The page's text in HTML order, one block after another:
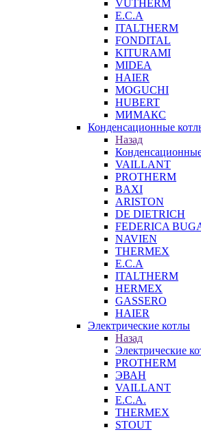
VUTHERM
E.C.A
ITALTHERM
FONDITAL
KITURAMI
MIDEA
HAIER
MOGUCHI
HUBERT
МИМАКС
Конденсационные
Назад
VAILLANT
PROTHERM
BAXI
ARISTON
DE DIETRICH
FEDERICA
NAVIEN
THERMEX
E.C.A
ITALTHERM
HERMEX
GASSERO
HAIER
Электрические котлы
Назад
Электрические
PROTHERM
ЭВАН
VAILLANT
E.C.A.
THERMEX
STOUT